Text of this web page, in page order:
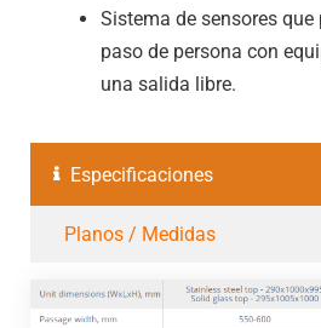
Sistema de sensores
paso de persona con
una salida libre.
Especificaciones
Planos / Medidas